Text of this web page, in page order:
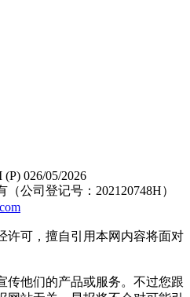
026/05/2026
公司登记号：202120748H）
许可，擅自引用本网内容将面对
传他们的产品或服务。不过您跟